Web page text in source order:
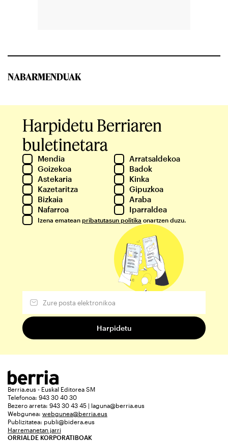
NABARMENDUAK
Harpidetu Berriaren
buletinetara
Mendia
Arratsaldekoa
Goizekoa
Badok
Astekaria
Kinka
Kazetaritza
Gipuzkoa
Bizkaia
Araba
Nafarroa
Iparraldea
Izena ematean pribatutasun politika onartzen duzu.
Berria.eus - Euskal Editorea SM
Telefonoa: 943 30 40 30
Bezero arreta: 943 30 43 45 | laguna@berria.eus
Webgunea: webgunea@berria.eus
Publizitatea: publi@bidera.eus
Harremanetan jarri
ORRIALDE KORPORATIBOAK